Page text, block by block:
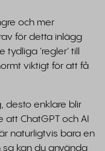
och mer
för detta inlägg
tydliga 'regler' till
viktigt för att få
desto enklare blir
ChatGPT och AI
naturligtvis bara en
sa kan du använda